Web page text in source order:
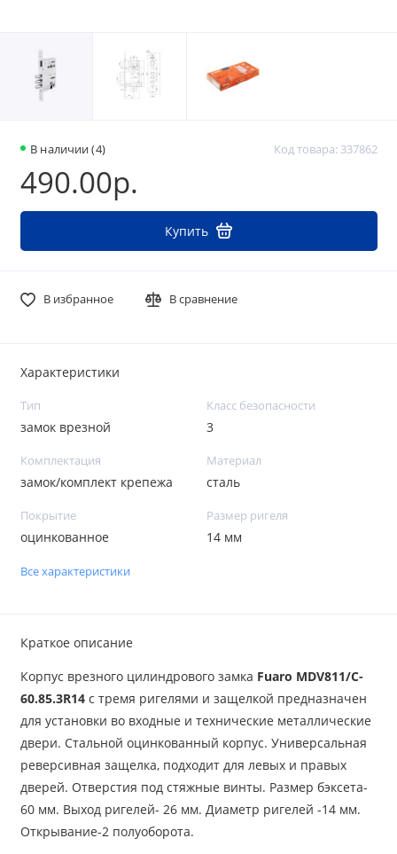
В наличии (4) Код товара: 337862
490.00р.
Купить
В избранное В сравнение
Характеристики
Тип
замок врезной
Класс безопасности
3
Комплектация
замок/комплект крепежа
Материал
сталь
Покрытие
оцинкованное
Размер ригеля
14 мм
Все характеристики
Краткое описание
Корпус врезного цилиндрового замка Fuaro MDV811/C-
60.85.3R14с тремя ригелями и защелкой предназначен
для установки во входные и технические металлические
двери. Стальной оцинкованный корпус. Универсальная
реверсивная защелка, подходит для левых и правых
дверей. Отверстия под стяжные винты. Размер бэксета-
60 мм. Выход ригелей- 26 мм. Диаметр ригелей -14 мм.
Открывание-2 полуоборота.